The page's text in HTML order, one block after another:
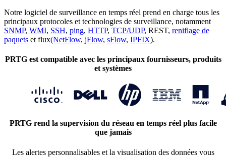
Notre logiciel de surveillance en temps réel prend en charge tous les
principaux protocoles et technologies de surveillance, notamment
SNMP, WMI, SSH, ping, HTTP, TCP/UDP, REST, reniflage de
paquets et flux(NetFlow, jFlow, sFlow, IPFIX).
PRTG est compatible avec les principaux fournisseurs, produits
et systèmes
PRTG rend la supervision du réseau en temps réel plus facile
que jamais
Les alertes personnalisables et la visualisation des données vous